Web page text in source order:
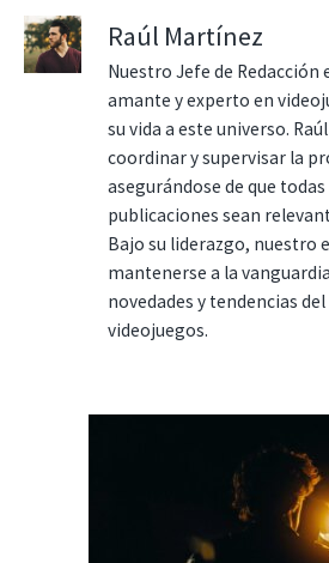
Raúl Martínez
Nuestro Jefe de Redacción
amante y experto en
su vida a este universo.
coordinar y supervisar la
asegurándose de que
publicaciones sean
Bajo su liderazgo, nuestro
mantenerse a la
novedades y tendencias
videojuegos.